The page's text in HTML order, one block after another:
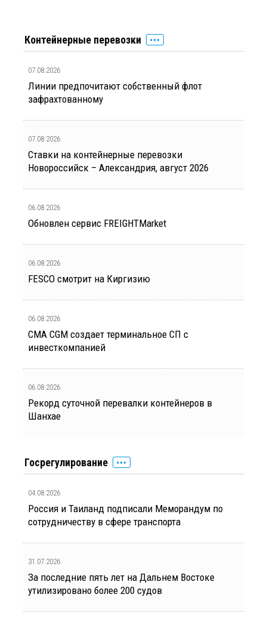
Контейнерные перевозки
07.08.2026
Линии предпочитают собственный флот
зафрахтованному
07.08.2026
Ставки на контейнерные перевозки
Новороссийск – Александрия, август 2026
06.08.2026
Обновлен сервис FREIGHTMarket
06.08.2026
FESCO смотрит на Киргизию
06.08.2026
CMA CGM создает терминальное СП с
инвесткомпанией
06.08.2026
Рекорд суточной перевалки контейнеров в
Шанхае
Госрегулирование
04.08.2026
Россия и Таиланд подписали Меморандум по
сотрудничеству в сфере транспорта
31.07.2026
За последние пять лет на Дальнем Востоке
утилизировано более 200 судов